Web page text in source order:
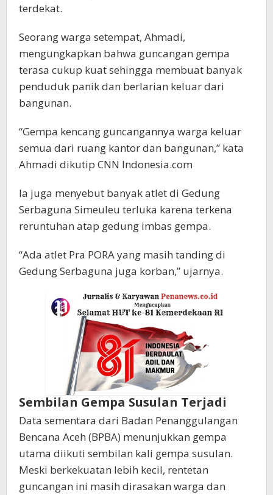
terdekat.
Seorang warga setempat, Ahmadi,
mengungkapkan bahwa guncangan gempa
terasa cukup kuat sehingga membuat banyak
penduduk panik dan berlarian keluar dari
bangunan.
“Gempa kencang guncangannya warga keluar
semua dari ruang kantor dan bangunan,” kata
Ahmadi dikutip CNN Indonesia.com
Ia juga menyebut banyak atlet di Gedung
Serbaguna Simeuleu terluka karena terkena
reruntuhan atap gedung imbas gempa.
“Ada atlet Pra PORA yang masih tanding di
Gedung Serbaguna juga korban,” ujarnya.
Sembilan Gempa Susulan Terjadi
Data sementara dari Badan Penanggulangan
Bencana Aceh (BPBA) menunjukkan gempa
utama diikuti sembilan kali gempa susulan.
Meski berkekuatan lebih kecil, rentetan
guncangan ini masih dirasakan warga dan